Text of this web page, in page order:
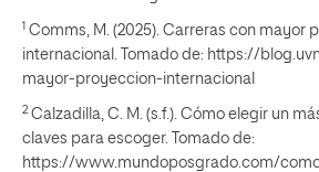
1 Comms, M. (2025). Carreras con mayor
internacional. Tomado de: https://
mayor-proyeccion-internacional
2Calzadilla, C. M. (s.f.). Cómo elegir un
claves para escoger. Tomado de:
https://www.mundoposgrado.com/